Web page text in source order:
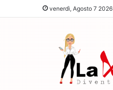
venerdì, Agosto 7 2026